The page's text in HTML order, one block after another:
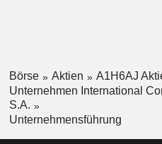
Börse Aktien
A1H6AJ
Unternehmen International
S.A.
Unternehmensführung